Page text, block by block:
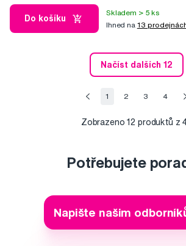
Do košíku
Skladem > 5 ks
Ihned na 13
Načíst dalších 12
1 2 3 4
Zobrazeno12 produktů z
Potřebujete
Napište našim